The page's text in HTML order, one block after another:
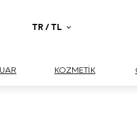
TR / TL
KOZMETİK